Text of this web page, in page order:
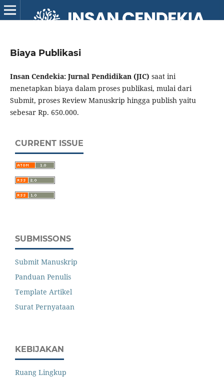
Biaya Publikasi
Insan Cendekia: Jurnal Pendidikan (JIC) saat ini
menetapkan biaya dalam proses publikasi, mulai dari
Submit, proses Review Manuskrip hingga publish yaitu
sebesar Rp. 650.000.
CURRENT ISSUE
SUBMISSONS
Submit Manuskrip
Panduan Penulis
Template Artikel
Surat Pernyataan
KEBIJAKAN
Ruang Lingkup